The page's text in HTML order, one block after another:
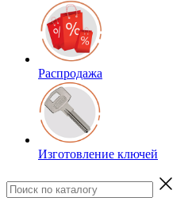
Распродажа
Изготовление ключей